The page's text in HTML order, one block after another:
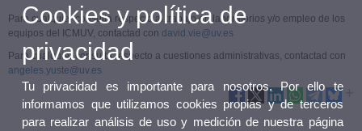
Para cualquier consulta respecto al trabajo en laboratorios y/o empleo de los
equipos del ICMUV, contactad condavid.vie@uv.es
Para cualquier consulta respecto a cuestiones administrativas, contactad con
angeles.yuste@uv.es
Cookies y política de
privacidad
Tu privacidad es importante para nosotros. Por ello te
informamos que utilizamos cookies propias y de terceros
para realizar análisis de uso y medición de nuestra página